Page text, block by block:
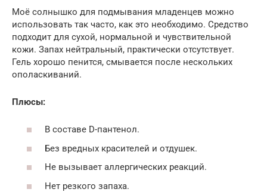
Моё солнышко для подмывания младенцев можно
использовать так часто, как это необходимо. Средство
подходит для сухой, нормальной и чувствительной
кожи. Запах нейтральный, практически отсутствует.
Гель хорошо пенится, смывается после нескольких
ополаскиваний.
Плюсы:
В составе D-пантенол.
Без вредных красителей и отдушек.
Не вызывает аллергических реакций.
Нет резкого запаха.